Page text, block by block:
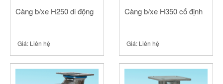
Càng b/xe H250 di động
Giá: Liên hệ
Càng b/xe H350 cố định
Giá: Liên hệ